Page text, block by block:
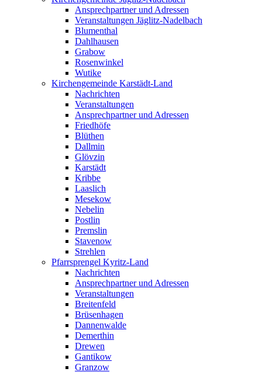
Ansprechpartner und Adressen
Veranstaltungen Jäglitz-Nadelbach
Blumenthal
Dahlhausen
Grabow
Rosenwinkel
Wutike
Kirchengemeinde Karstädt-Land
Nachrichten
Veranstaltungen
Ansprechpartner und Adressen
Friedhöfe
Blüthen
Dallmin
Glövzin
Karstädt
Kribbe
Laaslich
Mesekow
Nebelin
Postlin
Premslin
Stavenow
Strehlen
Pfarrsprengel Kyritz-Land
Nachrichten
Ansprechpartner und Adressen
Veranstaltungen
Breitenfeld
Brüsenhagen
Dannenwalde
Demerthin
Drewen
Gantikow
Granzow